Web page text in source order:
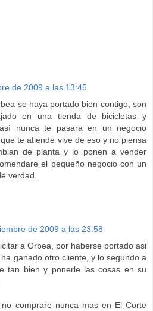
de 2009 a las 13:45
se haya portado bien contigo, son
en una tienda de bicicletas y
nunca te pasara en un negocio
te atiende vive de eso y no piensa
de planta y lo ponen a vender
el pequeño negocio con un
verdad.
de 2009 a las 23:58
a Orbea, por haberse portado asi
ganado otro cliente, y lo segundo a
tan bien y ponerle las cosas en su
comprare nunca mas en El Corte